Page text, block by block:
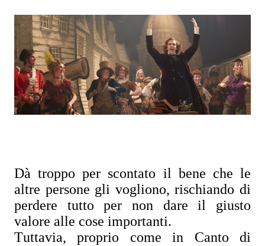
Dà troppo per scontato il bene che le
altre persone gli vogliono, rischiando di
perdere tutto per non dare il giusto
valore alle cose importanti.
Tuttavia, proprio come in Canto di